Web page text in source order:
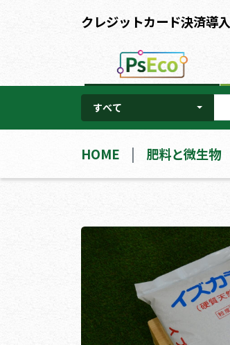
クレジットカード決済導入
すべて
HOME 肥料と微生物